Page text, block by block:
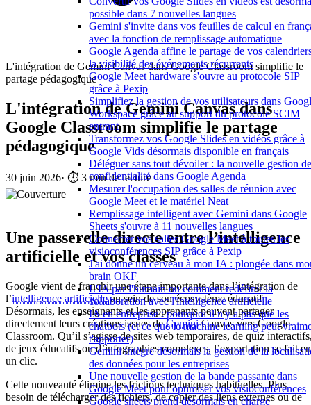
possible dans 7 nouvelles langues
Gemini s'invite dans vos feuilles de calcul en
avec la fonction de remplissage automatique
Google Agenda affine le partage de vos
la visibilité des événements récurrents
Google Meet hardware s'ouvre au protocole SIP
grâce à Pexip
Simplifiez la gestion de vos utilisateurs dans
Workspace grâce au support du protocole SCIM
entrant
Transformez vos Google Slides en vidéos grâce à
Google Vids désormais disponible en français
Déléguer sans tout dévoiler : la nouvelle gestion
confidentialité dans Google Agenda
Mesurer l'occupation des salles de réunion avec
Google Meet et le matériel Neat
Remplissage intelligent avec Gemini dans Google
Sheets s'ouvre à 11 nouvelles langues
Connecter vos salles Google Meet à toutes les
visioconférences SIP grâce à Pexip
J'ai donné un cerveau à mon IA : plongée dans
brain OKF
L'IA par l'humain ou comment redéfinir la
collaboration avec l'intelligence artificielle
IA en entreprise : pourquoi il n'y a pas que les
chatbots (et ce que le machine learning peut
t'apporter)
Gemini intègre désormais la gestion de la
des données pour les entreprises
Une nouvelle gestion de la bande passante dans
Google Meet pour optimiser vos visioconférences
Google sheets prend désormais en charge
L'intégration de Gemini Canvas dans Google Classroom simplifie le
partage pédagogique
L'intégration de Gemini Canvas dans
Google Classroom simplifie le partage
pédagogique
30 juin 2026· ⏱️ 3 min de lecture
Une passerelle directe entre l’intelligence
artificielle et vos classes
Google vient de franchir une étape importante dans l’intégration de
l’intelligence artificielleau sein de son écosystème éducatif.
Désormais, les enseignants et les apprenants peuvent partager
directement leurs créations issues deGeminiCanvas vers Google
Classroom. Qu’il s’agisse de sites web temporaires, de quiz
de jeux éducatifs ou d’infographies complexes, l’exportation se fait en
un clic.
Cette nouveauté élimine les frictions techniques habituelles. Plus
besoin de télécharger des fichiers, de copier des liens externes ou de